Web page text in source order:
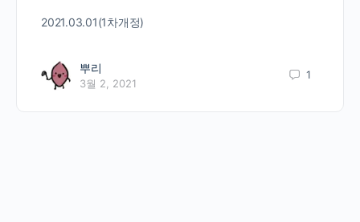
2021.03.01(1차개정)
뿌리
3월 2, 2021
1